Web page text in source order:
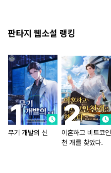
판타지 웹소설 랭킹
무기 개발의 신
이혼하고 비트코인
천 개를 찾았다.